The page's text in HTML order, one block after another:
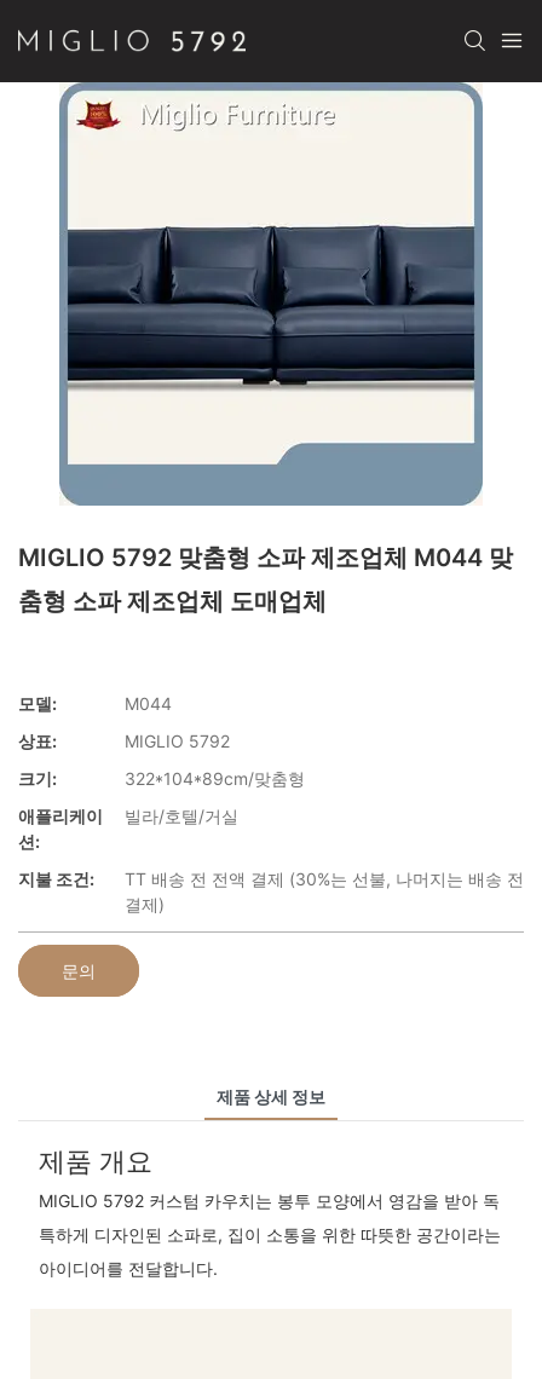
MIGLIO 5792 맞춤형 소파 제조업체 M044 맞
춤형 소파 제조업체 도매업체
모델:
M044
상표:
MIGLIO 5792
크기:
322*104*89cm/맞춤형
애플리케이
션:
빌라/호텔/거실
지불 조건:
TT 배송 전 전액 결제 (30%는 선불, 나머지는 배송 전
결제)
문의
제품 상세 정보
제품 개요
MIGLIO 5792 커스텀 카우치는 봉투 모양에서 영감을 받아 독
특하게 디자인된 소파로, 집이 소통을 위한 따뜻한 공간이라는
아이디어를 전달합니다.